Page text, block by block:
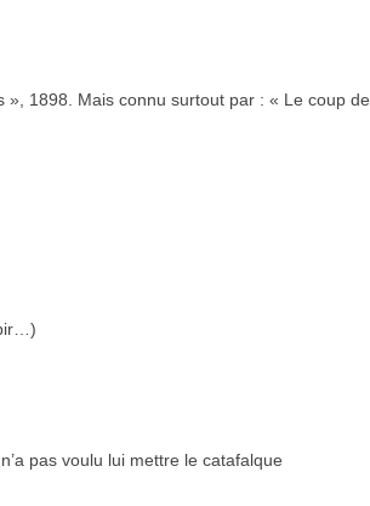
1898. Mais connu surtout par : « Le coup de
pas voulu lui mettre le catafalque